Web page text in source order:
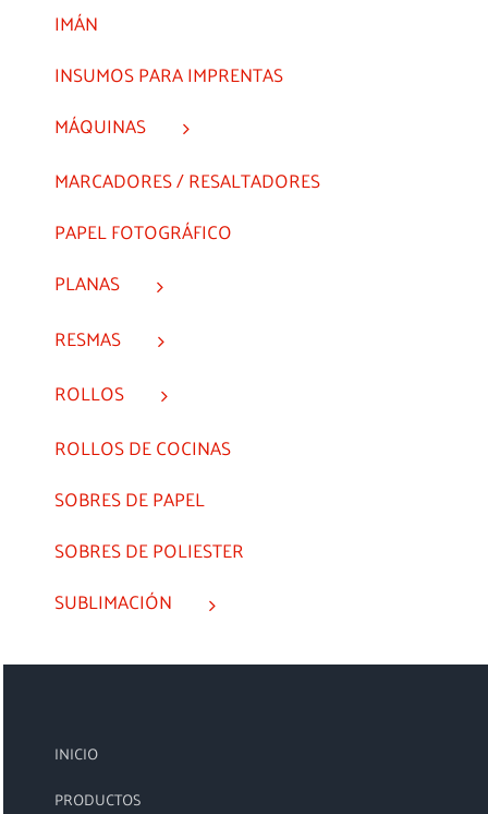
IMÁN
INSUMOS PARA IMPRENTAS
MÁQUINAS
MARCADORES / RESALTADORES
PAPEL FOTOGRÁFICO
PLANAS
RESMAS
ROLLOS
ROLLOS DE COCINAS
SOBRES DE PAPEL
SOBRES DE POLIESTER
SUBLIMACIÓN
INICIO
PRODUCTOS